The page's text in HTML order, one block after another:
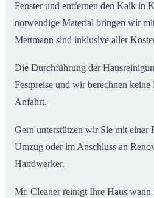
Fenster und entfernen den Kalk in
notwendige Material bringen wir
Mettmann sind inklusive aller
Die Durchführung der
Festpreise und wir berechnen
Anfahrt.
Gern unterstützen wir Sie mit einer
Umzug oder im Anschluss an
Handwerker.
Mr. Cleaner reinigt Ihre Haus